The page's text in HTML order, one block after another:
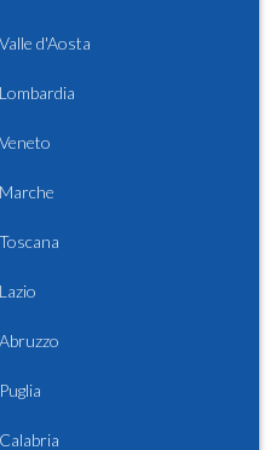
Valle d'Aosta
Lombardia
Veneto
Marche
Toscana
Lazio
Abruzzo
Puglia
Calabria